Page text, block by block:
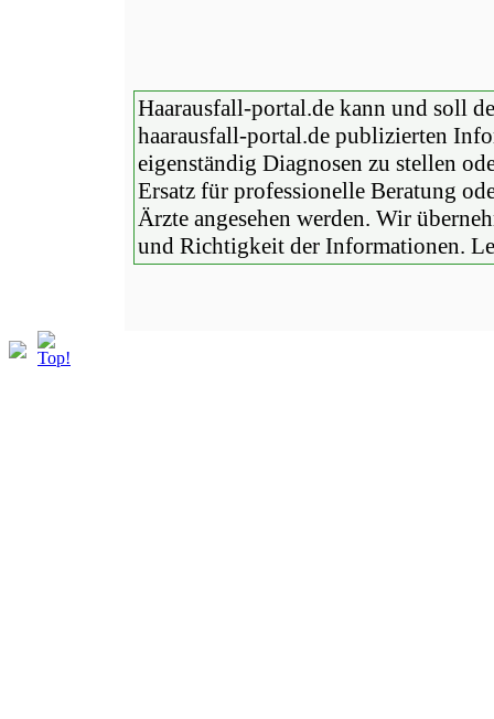
Haarausfall-portal.de kann und soll
haarausfall-portal.de publizierten
eigenständig Diagnosen zu stellen
Ersatz für professionelle Beratung
Ärzte angesehen werden. Wir
und Richtigkeit der Informationen.